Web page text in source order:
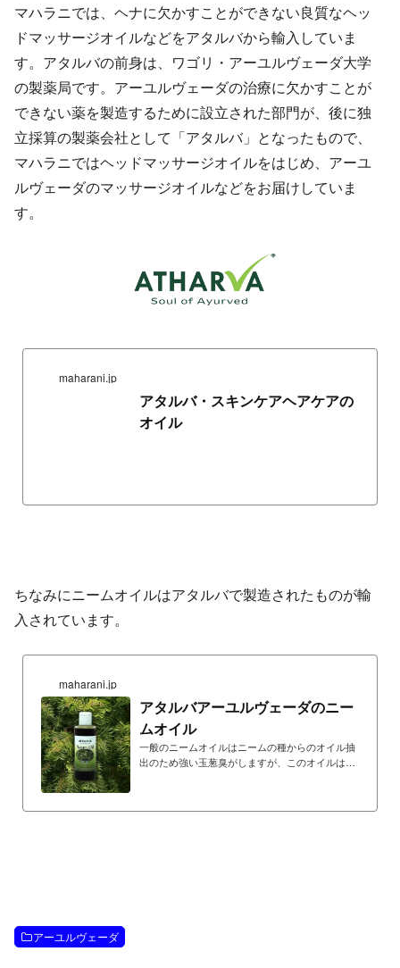
マハラニでは、ヘナに欠かすことができない良質なヘッ
ドマッサージオイルなどをアタルバから輸入していま
す。アタルバの前身は、ワゴリ・アーユルヴェーダ大学
の製薬局です。アーユルヴェーダの治療に欠かすことが
できない薬を製造するために設立された部門が、後に独
立採算の製薬会社として「アタルバ」となったもので、
マハラニではヘッドマッサージオイルをはじめ、アーユ
ルヴェーダのマッサージオイルなどをお届けしていま
す。
maharani.jp
アタルバ・スキンケアヘアケアの
オイル
ちなみにニームオイルはアタルバで製造されたものが輸
入されています。
maharani.jp
アタルバアーユルヴェーダのニー
ムオイル
一般のニームオイルはニームの種からのオイル抽
出のため強い玉葱臭がしますが、このオイルはニ
アーユルヴェーダ